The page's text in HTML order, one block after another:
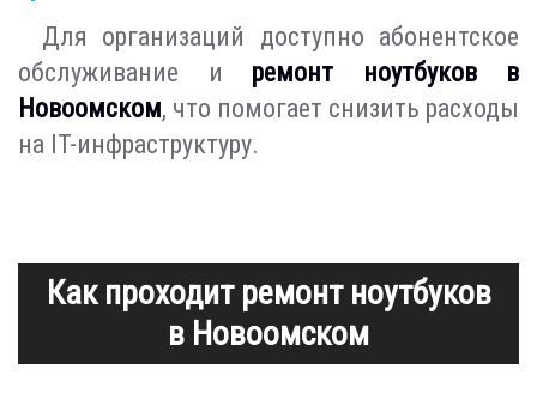
Для организаций доступно абонентское
обслуживание и ремонт ноутбуков в
Новоомском, что помогает снизить расходы
на IT-инфраструктуру.
Как проходит ремонт ноутбуков
в Новоомском